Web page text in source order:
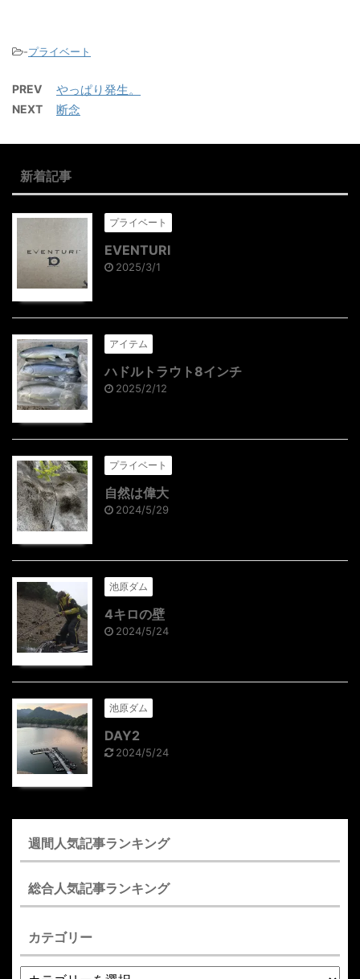
-プライベート
PREV やっぱり発生。
NEXT 断念
新着記事
プライベート
EVENTURI
2025/3/1
アイテム
ハドルトラウト8インチ
2025/2/12
プライベート
自然は偉大
2024/5/29
池原ダム
4キロの壁
2024/5/24
池原ダム
DAY2
2024/5/24
週間人気記事ランキング
総合人気記事ランキング
カテゴリー